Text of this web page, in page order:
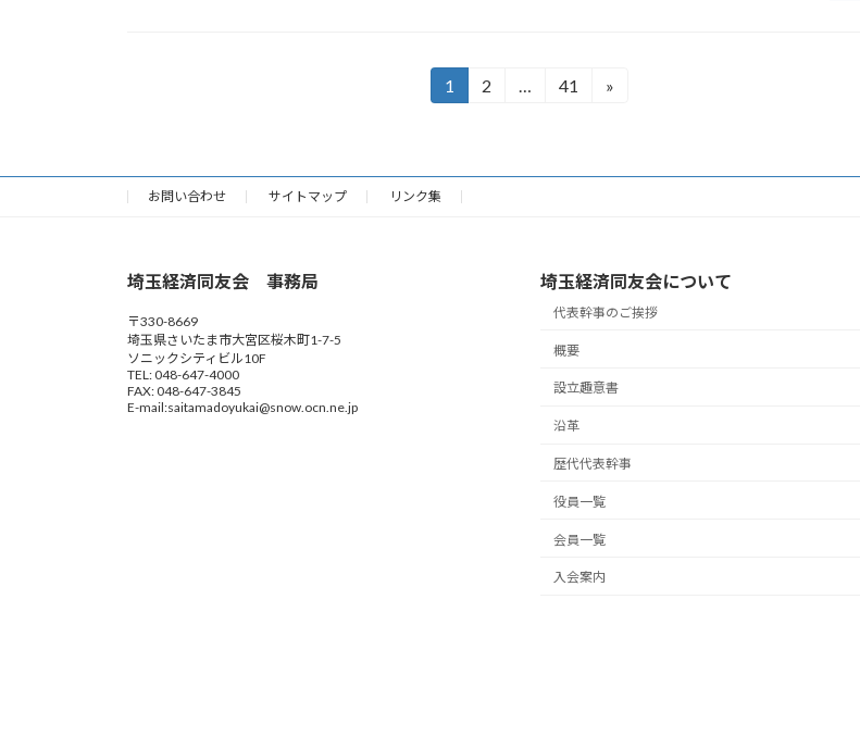
の
ペ
ジ
送
り
固
1
固
2
固
41 »
お問い合わせ サイトマップ リンク集
埼玉経済同友会 事務局
〒330-8669
埼玉県さいたま市大宮区桜木町1-7-5
ソニックシティビル10F
TEL: 048-647-4000
FAX: 048-647-3845
E-mail:saitamadoyukai@snow.ocn.ne.jp
埼玉経済同友会について
代表幹事のご挨拶
概要
設立趣意書
沿革
歴代代表幹事
役員一覧
会員一覧
入会案内